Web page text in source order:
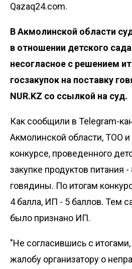
Qazaq24.com.
В Акмолинской области
в отношении детского
несогласное с решением
госзакупок на поставку
NUR.KZ со ссылкой на суд.
Как сообщили в Telegram-
Акмолинской области, ТОО
конкурсе, проведенного
закупке продуктов питания -
говядины. По итогам
4 балла, ИП - 5 баллов. Тем
было признано ИП.
"Не согласившись с
жалобу организатору о